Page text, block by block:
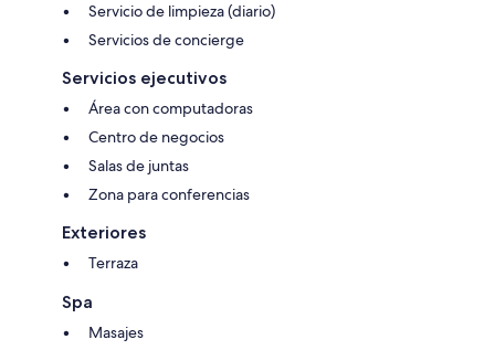
Servicio de limpieza (diario)
Servicios de concierge
Servicios ejecutivos
Área con computadoras
Centro de negocios
Salas de juntas
Zona para conferencias
Exteriores
Terraza
Spa
Masajes